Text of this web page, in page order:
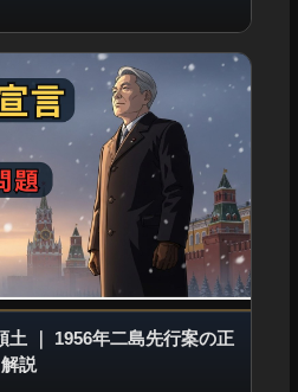
土 ｜ 1956年二島先行案の正
説